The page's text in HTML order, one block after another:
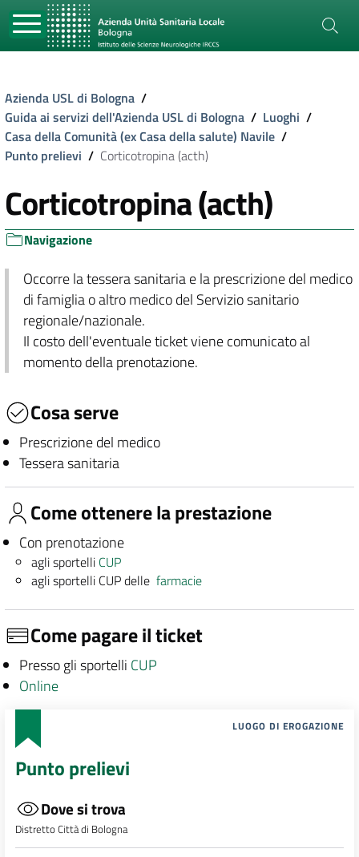
Azienda USL di Bologna /
Guida ai servizi dell'Azienda USL di Bologna / Luoghi /
Casa della Comunità (ex Casa della salute) Navile /
Punto prelievi / Corticotropina (acth)
Corticotropina (acth)
Navigazione
Occorre la tessera sanitaria e la prescrizione del medico
di famiglia o altro medico del Servizio sanitario
regionale/nazionale.
Il costo dell'eventuale ticket viene comunicato al
momento della prenotazione.
Cosa serve
Prescrizione del medico
Tessera sanitaria
Come ottenere la prestazione
Con prenotazione
agli sportelli CUP
agli sportelli CUP dellefarmacie
Come pagare il ticket
Presso gli sportelli CUP
Online
LUOGO DI EROGAZIONE
Punto prelievi
Dove si trova
Distretto Città di Bologna